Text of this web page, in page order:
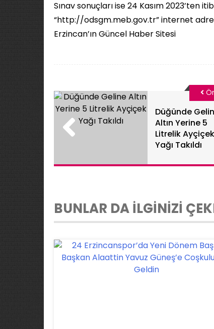
Sınav sonuçları ise 24 Kasım 2023’ten
“http://odsgm.meb.gov.tr” internet
Erzincan’ın Güncel Haber Sitesi
Düğünde
Altın Yerine 5
Litrelik Ayçiçek
Yağı Takıldı
BUNLAR DA İLGİNİZİ